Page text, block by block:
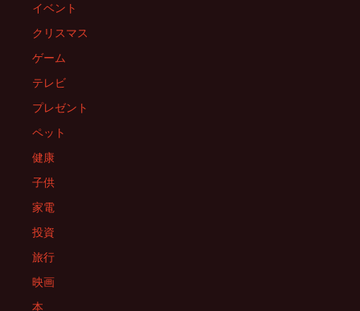
イベント
クリスマス
ゲーム
テレビ
プレゼント
ペット
健康
子供
家電
投資
旅行
映画
本